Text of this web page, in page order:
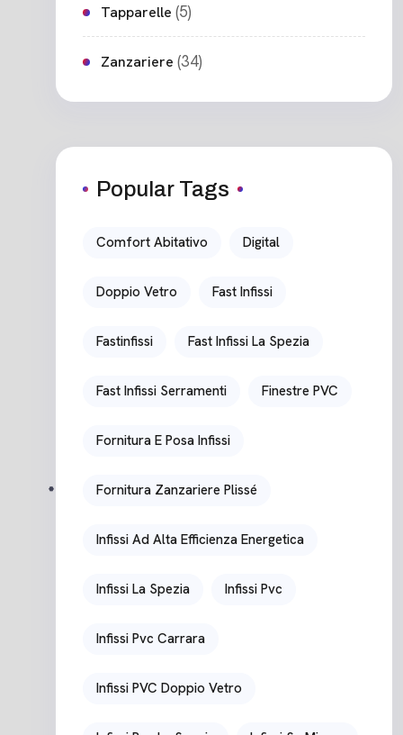
Tapparelle (5)
Zanzariere (34)
Popular Tags
Comfort Abitativo Digital
Doppio Vetro Fast Infissi
Fastinfissi Fast Infissi La Spezia
Fast Infissi Serramenti Finestre PVC
Fornitura E Posa Infissi
Fornitura Zanzariere Plissé
Infissi Ad Alta Efficienza Energetica
Infissi La Spezia Infissi Pvc
Infissi Pvc Carrara
Infissi PVC Doppio Vetro